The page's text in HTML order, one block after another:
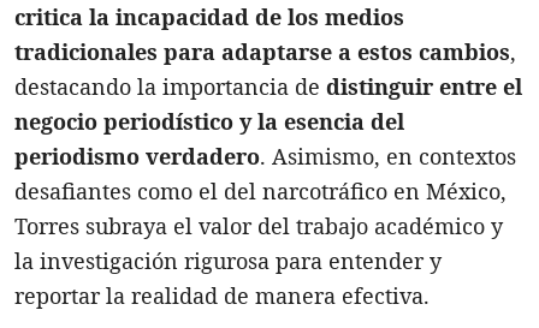
critica la incapacidad de los medios
tradicionales para adaptarse a estos cambios,
destacando la importancia de distinguir entre el
negocio periodístico y la esencia del
periodismo verdadero. Asimismo, en contextos
desafiantes como el del narcotráfico en México,
Torres subraya el valor del trabajo académico y
la investigación rigurosa para entender y
reportar la realidad de manera efectiva.